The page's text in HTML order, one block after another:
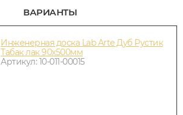
ВАРИАНТЫ
Инженерная доска Lab Arte Дуб Рустик
Табак лак 90х500мм
Артикул: 10-011-00015